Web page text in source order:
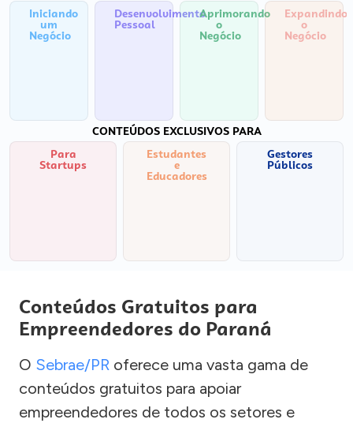
Iniciando
um
Negócio
Desenvolvimento
Pessoal
Aprimorando
o
Negócio
Expandindo
o
Negócio
CONTEÚDOS EXCLUSIVOS PARA
Para
Startups
Estudantes
e
Educadores
Gestores
Públicos
Conteúdos Gratuitos para
Empreendedores do Paraná
O Sebrae/PR oferece uma vasta gama de
conteúdos gratuitos para apoiar
empreendedores de todos os setores e